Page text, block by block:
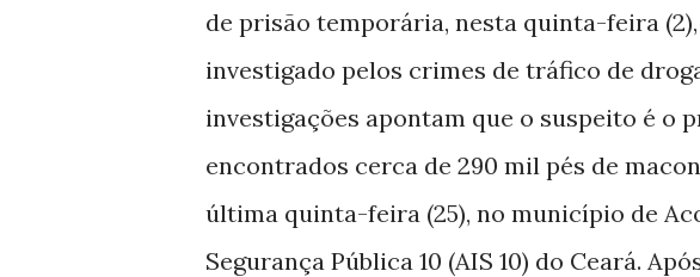
de prisão temporária, nesta quinta-feira
investigado pelos crimes de tráfico de
investigações apontam que o suspeito é o
encontrados cerca de 290 mil pés de
última quinta-feira (25), no município de
Segurança Pública 10 (AIS 10) do Ceará.